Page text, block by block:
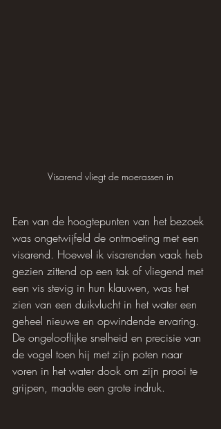
Visarend vliegt de moerassen in
Een van de hoogtepunten van het bezoek
was ongetwijfeld de ontmoeting met een
visarend. Hoewel ik visarenden vaak heb
gezien zittend op een tak of vliegend met
een vis stevig in hun klauwen, was het
zien van een duikvlucht in het water een
geheel nieuwe en opwindende ervaring.
De ongelooflijke snelheid en precisie van
de vogel toen hij met zijn poten naar
voren in het water dook om zijn prooi te
grijpen, maakte een grote indruk.